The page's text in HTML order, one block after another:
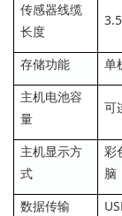
传感器线缆
长度
存储功能
单
主机电池容
量
可
主机显示方
式
彩
脑
数据传输